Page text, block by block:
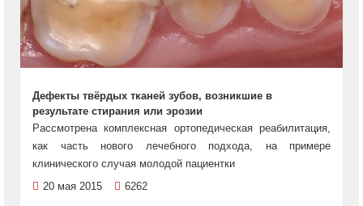
Дефекты твёрдых тканей зубов, возникшие в
результате стирания или эрозии
Рассмотрена комплексная ортопедическая реабилитация,
как часть нового лечебного подхода, на примере
клинического случая молодой пациентки
20 мая 2015
6262